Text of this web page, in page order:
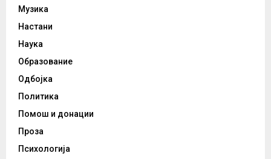
Музика
Настани
Наука
Образование
Одбојка
Политика
Помош и донации
Проза
Психологија